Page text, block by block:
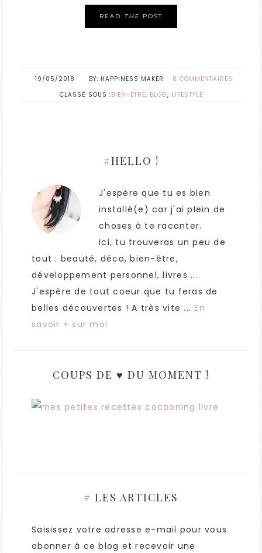
READ THE POST
19/05/2018 HAPPINESS MAKER
8 COMMENTAIRES
CLASSÉ SOUS :BIEN-ÊTRE, BLOG, LIFESTYLE
#HELLO !
J'espère que tu es bien
installé(e) car j'ai plein de
choses à te raconter.
Ici, tu trouveras un peu de
tout : beauté, déco, bien-être,
développement personnel, livres ...
J'espère de tout coeur que tu feras de
belles découvertes ! A très vite ...En
savoir + sur moi
COUPS DE ♥ DU MOMENT !
# LES ARTICLES
Saisissez votre adresse e-mail pour vous
abonner à ce blog et recevoir une